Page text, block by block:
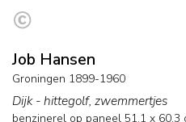
Job Hansen
Groningen 1899-1960
Dijk - hittegolf, zwemmertjes
benzinerel op paneel 51,1 x 60,3